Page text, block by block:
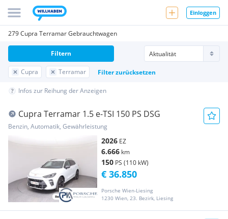
Einloggen
279 Cupra Terramar Gebrauchtwagen
Cupra Terramar Filter zurücksetzen
Filtern
Infos zur Reihung der Anzeigen
Cupra Terramar 1.5 e-TSI 150 PS DSG
Benzin, Automatik, Gewährleistung
2026 EZ
6.666 km
150 PS (110 kW)
Porsche Wien-Liesing
1230 Wien, 23. Bezirk, Liesing
€ 36.850